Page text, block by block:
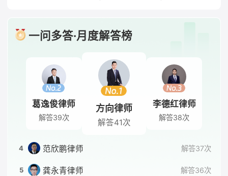
一问多答·月度解答榜
方向律师
解答41次
葛逸俊律师
解答39次
李德红律师
解答38次
4 范欣鹏律师 解答37次
5 龚永青律师 解答36次